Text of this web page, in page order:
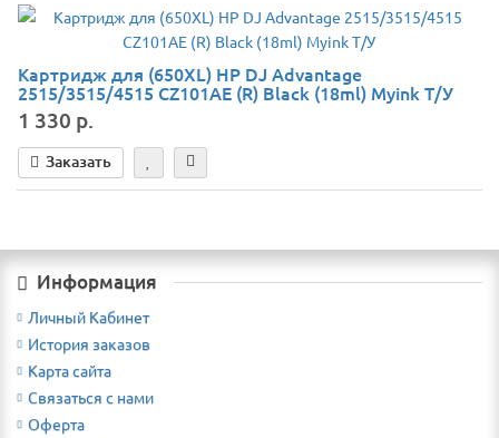
Картридж для (650XL) HP DJ Advantage
2515/3515/4515 CZ101AE (R) Black (18ml) Myink Т/У
1 330 р.
Заказать
Информация
Личный Кабинет
История заказов
Карта сайта
Связаться с нами
Оферта